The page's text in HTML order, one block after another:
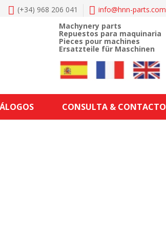
(+34) 968 206 041 info@hnn-parts.com
Machynery parts
Repuestos para maquinaria
Pieces pour machines
Ersatzteile für Maschinen
CONSULTA & CONTACTO